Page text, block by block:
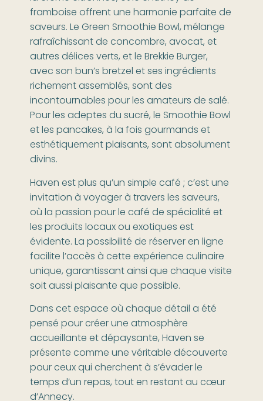
framboise offrent une harmonie parfaite de
saveurs. Le Green Smoothie Bowl, mélange
rafraîchissant de concombre, avocat, et
autres délices verts, et le Brekkie Burger,
avec son bun’s bretzel et ses ingrédients
richement assemblés, sont des
incontournables pour les amateurs de salé.
Pour les adeptes du sucré, le Smoothie Bowl
et les pancakes, à la fois gourmands et
esthétiquement plaisants, sont absolument
divins.
Haven est plus qu’un simple café ; c’est une
invitation à voyager à travers les saveurs,
où la passion pour le café de spécialité et
les produits locaux ou exotiques est
évidente. La possibilité de réserver en ligne
facilite l’accès à cette expérience culinaire
unique, garantissant ainsi que chaque visite
soit aussi plaisante que possible.
Dans cet espace où chaque détail a été
pensé pour créer une atmosphère
accueillante et dépaysante, Haven se
présente comme une véritable découverte
pour ceux qui cherchent à s’évader le
temps d’un repas, tout en restant au cœur
d’Annecy.